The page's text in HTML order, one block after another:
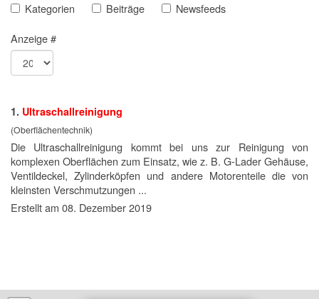
Kategorien Beiträge
Newsfeeds
Anzeige #
1. Ultraschallreinigung
(Oberflächentechnik)
Die Ultraschallreinigung kommt bei uns zur Reinigung von
komplexen Oberflächen zum Einsatz, wie z. B. G-Lader Gehäuse,
Ventildeckel, Zylinderköpfen und andere Motorenteile die von
kleinsten Verschmutzungen ...
Erstellt am 08. Dezember 2019